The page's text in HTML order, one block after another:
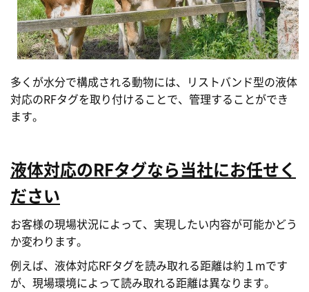
多くが水分で構成される動物には、リストバンド型の液体
対応のRFタグを取り付けることで、管理することができ
ます。
液体対応のRFタグなら当社にお任せく
ださい
お客様の現場状況によって、実現したい内容が可能かどう
か変わります。
例えば、液体対応RFタグを読み取れる距離は約１mです
が、現場環境によって読み取れる距離は異なります。